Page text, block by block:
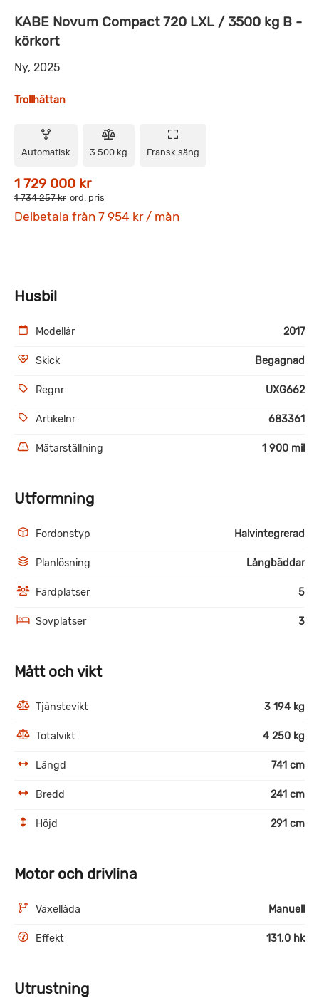
KABE Novum Compact 720 LXL / 3500 kg B -
körkort
Ny, 2025
Trollhättan
Automatisk 3 500 kg Fransk säng
1 729 000 kr
1 734 257 kr ord. pris
Delbetala från 7 954 kr / mån
Husbil
Modellår 2017
Skick Begagnad
Regnr UXG662
Artikelnr 683361
Mätarställning 1 900 mil
Utformning
Fordonstyp Halvintegrerad
Planlösning Långbäddar
Färdplatser 5
Sovplatser 3
Mått och vikt
Tjänstevikt 3 194 kg
Totalvikt 4 250 kg
Längd 741 cm
Bredd 241 cm
Höjd 291 cm
Motor och drivlina
Växellåda Manuell
Effekt 131,0 hk
Utrustning